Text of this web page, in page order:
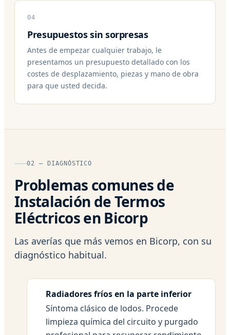
04
Presupuestos sin sorpresas
Antes de empezar cualquier trabajo, le
presentamos un presupuesto detallado con los
costes de desplazamiento, piezas y mano de obra
para que usted decida.
02 — DIAGNÓSTICO
Problemas comunes de
Instalación de Termos
Eléctricos en Bicorp
Las averías que más vemos en Bicorp, con su
diagnóstico habitual.
Radiadores fríos en la parte inferior
Síntoma clásico de lodos. Procede
limpieza química del circuito y purgado